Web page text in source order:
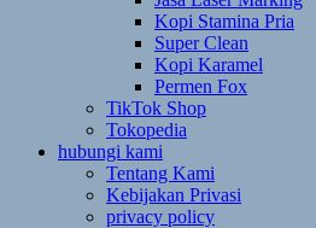
Kopi Stamina Pria
Super Clean
Kopi Karamel
Permen Fox
TikTok Shop
Tokopedia
hubungi kami
Tentang Kami
Kebijakan Privasi
privacy policy